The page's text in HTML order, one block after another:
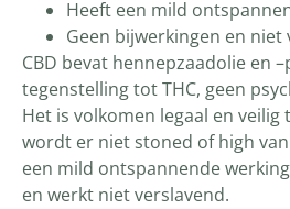
Heeft een mild
Geen bijwerkingen en niet
CBD bevat hennepzaadolie en
tegenstelling tot THC, geen
Het is volkomen legaal en veilig
wordt er niet stoned of
een mild ontspannende
en werkt niet verslavend.